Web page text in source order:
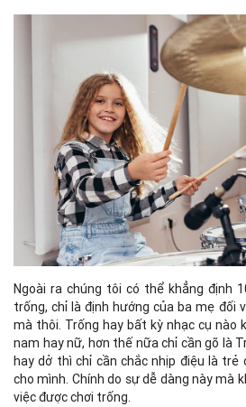
Ngoài ra chúng tôi có thể khẳng định
trống, chỉ là định hướng của ba mẹ đối
mà thôi. Trống hay bất kỳ nhạc cụ nào
nam hay nữ, hơn thế nữa chỉ cần gõ là
hay dở thì chỉ cần chắc nhịp điệu là
cho mình. Chính do sự dễ dàng này mà
việc được chơi trống.